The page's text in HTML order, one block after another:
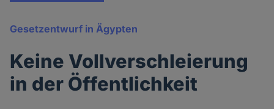
Gesetzentwurf in Ägypten
Keine Vollverschleierung
in der Öffentlichkeit